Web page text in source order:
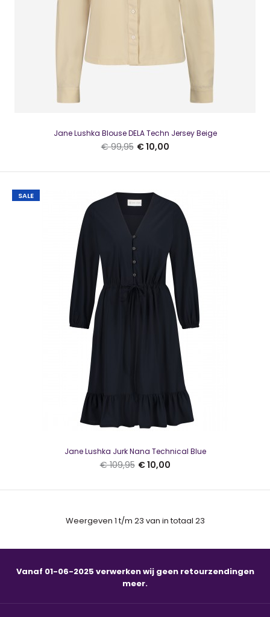
Jane Lushka DALAS Off White
€ 119,95 € 10,00
Jane Lushka DALAS Off WhiteMooie chino in technical
jerseyzelfde model als vorig jaarpersoonlijk 1 v..
Jane Lushka Carola Pants green
€ 10,00
Jane Lushka Blouse DELA Techn Jersey Beige
€ 99,95 € 10,00
SALE
Jane Lushka Jurk Nana Technical Blue
€ 109,95 € 10,00
Weergeven 1 t/m 23 van in totaal 23
Vanaf 01-06-2025 verwerken wij geen retourzendingen
meer.